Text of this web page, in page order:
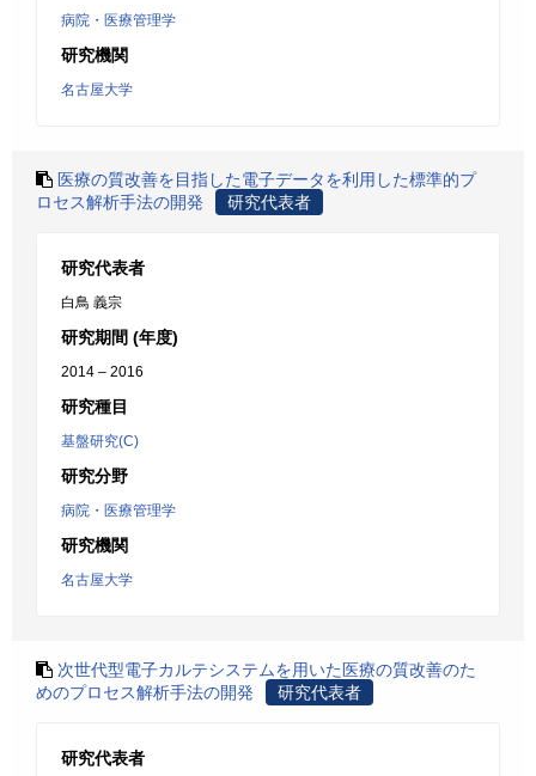
病院・医療管理学
研究機関
名古屋大学
医療の質改善を目指した電子データを利用した標準的プ
ロセス解析手法の開発
研究代表者
研究代表者
白鳥 義宗
研究期間 (年度)
2014 – 2016
研究種目
基盤研究(C)
研究分野
病院・医療管理学
研究機関
名古屋大学
次世代型電子カルテシステムを用いた医療の質改善のた
めのプロセス解析手法の開発
研究代表者
研究代表者